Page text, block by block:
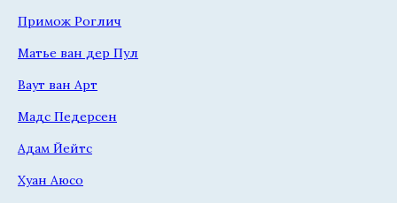
Примож Роглич
Матье ван дер Пул
Ваут ван Арт
Мадс Педерсен
Адам Йейтс
Хуан Аюсо